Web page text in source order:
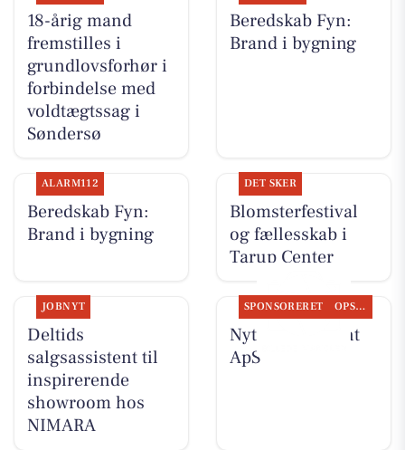
18-årig mand
fremstilles i
grundlovsforhør i
forbindelse med
voldtægtssag i
Søndersø
Beredskab Fyn:
Brand i bygning
ALARM112
Beredskab Fyn:
Brand i bygning
DET SKER
Blomsterfestival
og fællesskab i
Tarup Center
JOBNYT
Deltids
salgsassistent til
inspirerende
showroom hos
NIMARA
SPONSORERET OPSLAGSTAVLEN
Nyt fra Fairpaint
ApS